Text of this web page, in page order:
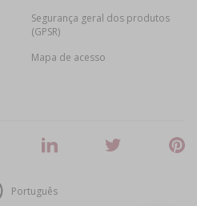
Segurança geral dos produtos
(GPSR)
Mapa de acesso
Português